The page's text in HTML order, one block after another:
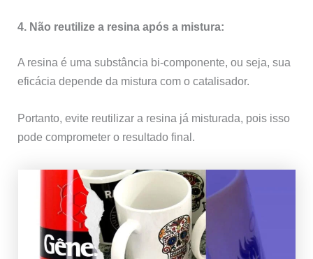
4. Não reutilize a resina após a mistura:
A resina é uma substância bi-componente, ou seja, sua
eficácia depende da mistura com o catalisador.
Portanto, evite reutilizar a resina já misturada, pois isso
pode comprometer o resultado final.